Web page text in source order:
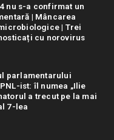
nu s-a confirmat un
| Mâncarea
| Trei
cu norovirus
parlamentarului
ist: îl numea „Ilie
a trecut pe la mai
7-lea